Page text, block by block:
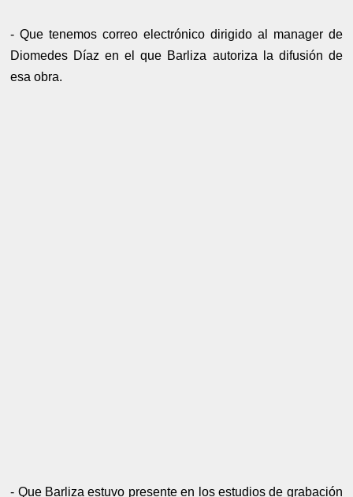
- Que tenemos correo electrónico dirigido al manager de
Diomedes Díaz en el que Barliza autoriza la difusión de
esa obra.
- Que Barliza estuvo presente en los estudios de grabación